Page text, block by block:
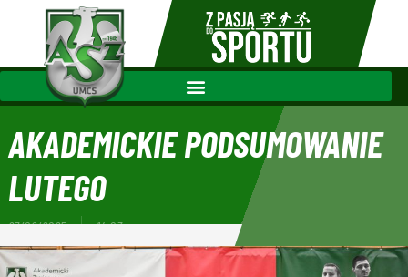
AKADEMICKIE PODSUMOWANIE
LUTEGO
27/02/2025 14:03